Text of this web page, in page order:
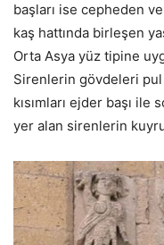
başları ise cepheden
kaş hattında birleşen
Orta Asya yüz tipine
Sirenlerin gövdeleri
kısımları ejder başı ile
yer alan sirenlerin